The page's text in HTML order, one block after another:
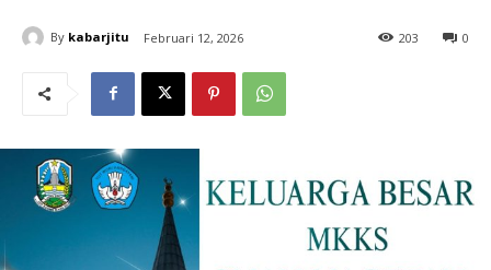
By kabarjitu Februari 12, 2026 0
203